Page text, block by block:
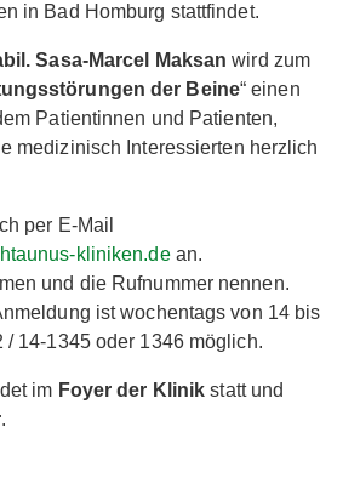
in Bad Homburg stattfindet.
Sasa-Marcel Maksan wird zum
der Beine“ einen
Patientinnen und Patienten,
medizinisch Interessierten herzlich
per E-Mail
kliniken.dean.
und die Rufnummer nennen.
ist wochentags von 14 bis
/ 14-1345 oder 1346 möglich.
im Foyer der Klinik statt und
.